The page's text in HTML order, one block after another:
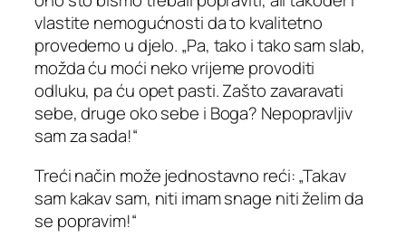
vlastite nemogućnosti da to kvalitetno
provedemo u djelo. „Pa, tako i tako sam slab,
možda ću moći neko vrijeme provoditi
odluku, pa ću opet pasti. Zašto zavaravati
sebe, druge oko sebe i Boga? Nepopravljiv
sam za sada!“
Treći način može jednostavno reći: „Takav
sam kakav sam, niti imam snage niti želim da
se popravim!“